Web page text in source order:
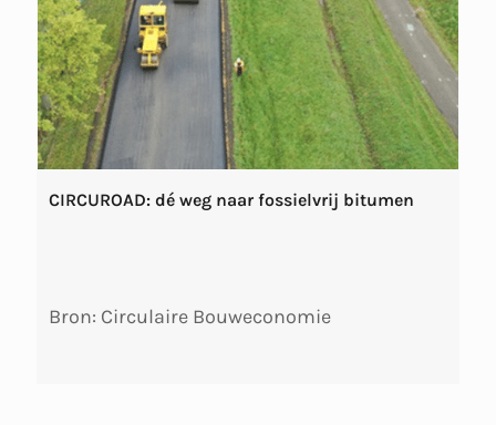
CIRCUROAD: dé weg naar fossielvrij bitumen
Bron: Circulaire Bouweconomie